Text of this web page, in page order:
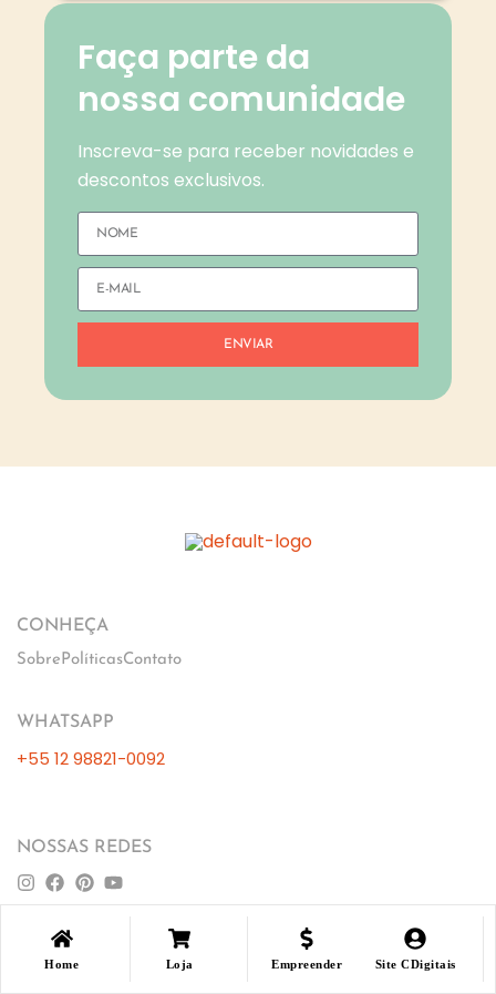
Faça parte da
nossa comunidade
Inscreva-se para receber novidades e
descontos exclusivos.
ENVIAR
Minha Conta LIsta Desejos
Minha Conta LIsta Desejos
Home Loja Empreender Site CDigitais
CONHEÇA
SobrePolíticasContato
WHATSAPP
+55 12 98821-0092
NOSSAS REDES